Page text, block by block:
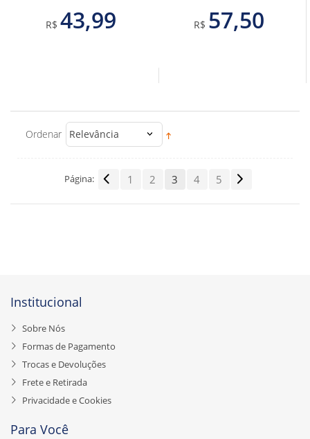
R$43,99 R$ 57,50
Ordenar Relevância
Página: 1 2 3 4 5
Institucional
Sobre Nós
Formas de Pagamento
Trocas e Devoluções
Frete e Retirada
Privacidade e Cookies
Para Você